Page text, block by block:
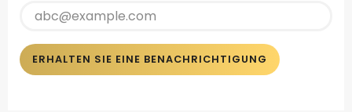
ERHALTEN SIE EINE BENACHRICHTIGUNG